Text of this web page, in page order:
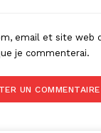
email et site web
je commenterai.